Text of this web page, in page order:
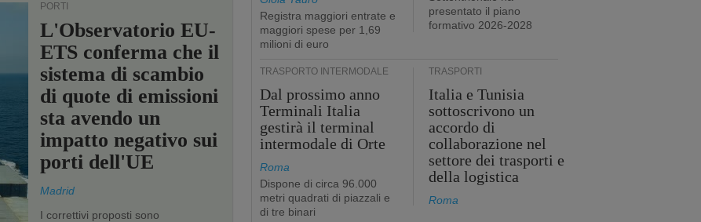
PORTI
L'Observatorio EU-
ETS conferma che il
sistema di scambio
di quote di emissioni
sta avendo un
impatto negativo sui
porti dell'UE
Madrid
I correttivi proposti sono
Registra maggiori entrate e
maggiori spese per 1,69
milioni di euro
presentato il piano
formativo 2026-2028
TRASPORTO INTERMODALE
Dal prossimo anno
Terminali Italia
gestirà il terminal
intermodale di Orte
Roma
Dispone di circa 96.000
metri quadrati di piazzali e
di tre binari
TRASPORTI
Italia e Tunisia
sottoscrivono un
accordo di
collaborazione nel
settore dei trasporti e
della logistica
Roma